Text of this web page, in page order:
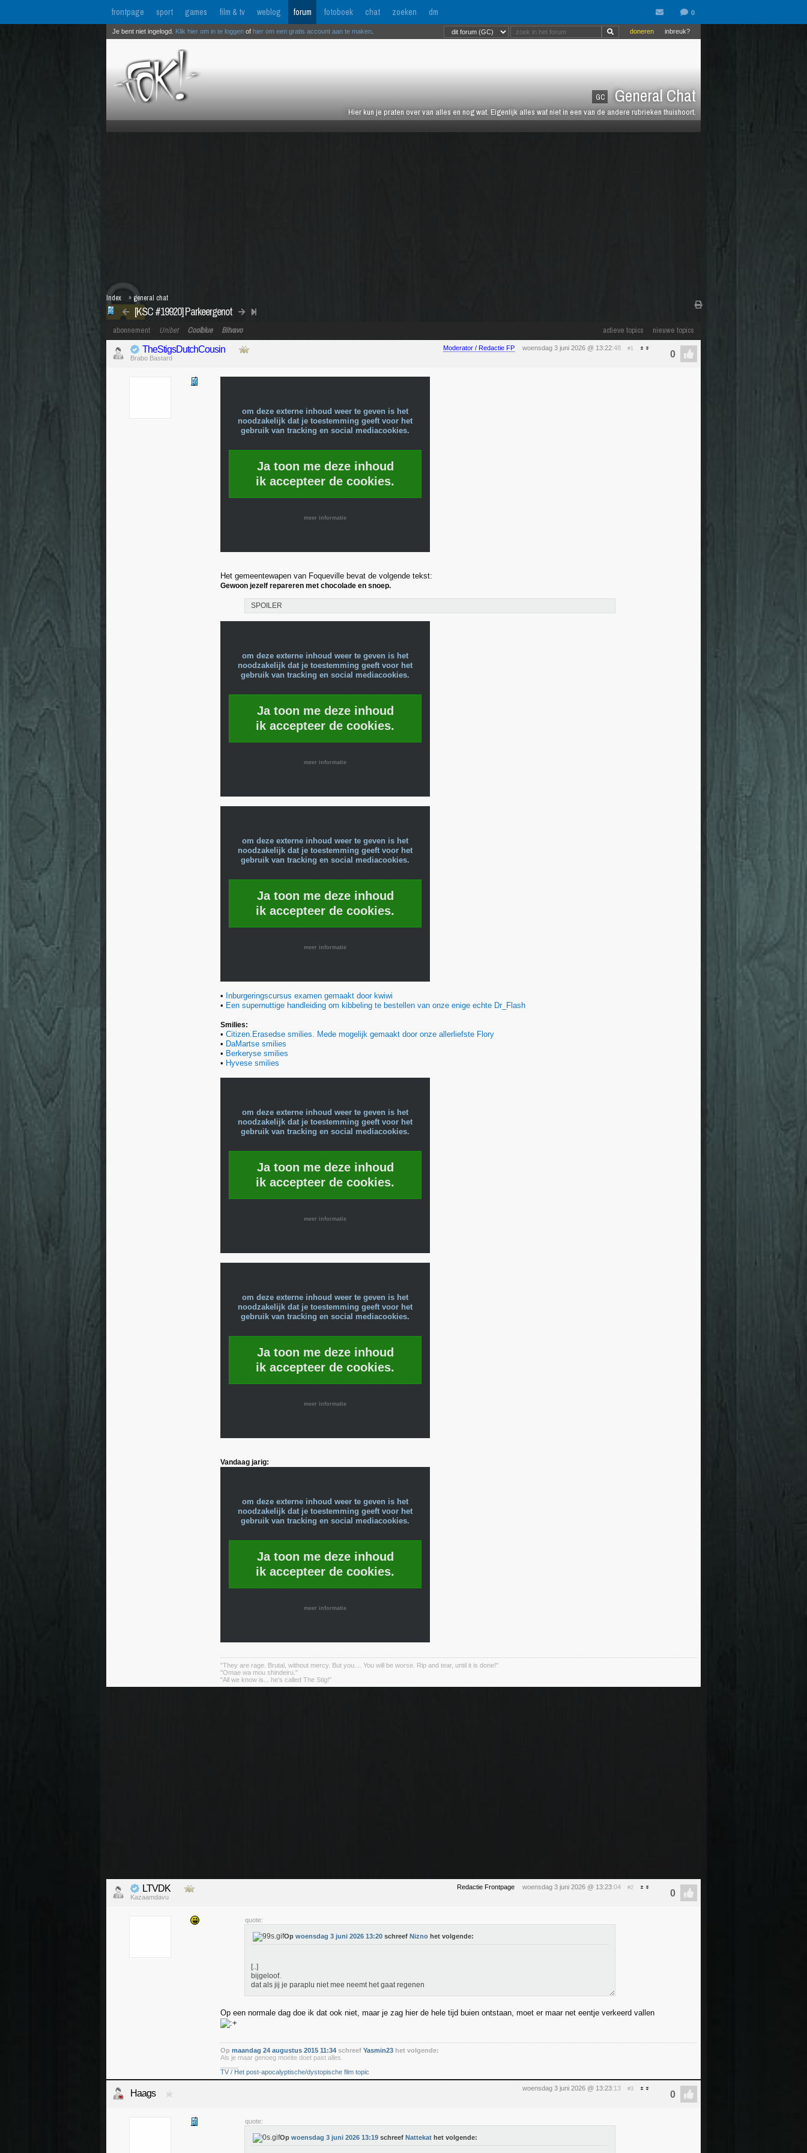
frontpage sport games film & tv weblog forum fotoboek chat zoeken dm
GC General Chat
Hier kun je praten over van alles en nog wat. Eigenlijk alles wat niet in een van de andere rubrieken thuishoort.
inbreuk?
doneren
Je bent niet ingelogd. Klik hier om in te loggen of hier om een gratis account aan te maken
[KSC #19920] Parkeergenot
Index » general chat
actieve topics nieuwe topics
abonnement Unibet Coolblue Bitvavo
Moderator / Redactie FP woensdag 3 juni 2026 @ 13:22:48 #1
TheStigsDutchCousin
Brabo Bastard
om deze externe inhoud weer te geven is het
noodzakelijk dat je toestemming geeft voor het
gebruik van tracking en social mediacookies.
Ja toon me deze inhoud
ik accepteer de cookies.
meer informatie
Het gemeentewapen van Foqueville bevat de volgende tekst:
Gewoon jezelf repareren met chocolade en snoep.
SPOILER
om deze externe inhoud weer te geven is het
noodzakelijk dat je toestemming geeft voor het
gebruik van tracking en social mediacookies.
Ja toon me deze inhoud
ik accepteer de cookies.
meer informatie
om deze externe inhoud weer te geven is het
noodzakelijk dat je toestemming geeft voor het
gebruik van tracking en social mediacookies.
Ja toon me deze inhoud
ik accepteer de cookies.
meer informatie
• Inburgeringscursus examen gemaakt door kwiwi
• Een supernuttige handleiding om kibbeling te bestellen van onze enige echte Dr_Flash
Smilies:
• Citizen.Erasedse smilies. Mede mogelijk gemaakt door onze allerliefste Flory
• DaMartse smilies
• Berkeryse smilies
• Hyvese smilies
om deze externe inhoud weer te geven is het
noodzakelijk dat je toestemming geeft voor het
gebruik van tracking en social mediacookies.
Ja toon me deze inhoud
ik accepteer de cookies.
meer informatie
om deze externe inhoud weer te geven is het
noodzakelijk dat je toestemming geeft voor het
gebruik van tracking en social mediacookies.
Ja toon me deze inhoud
ik accepteer de cookies.
meer informatie
Vandaag jarig:
om deze externe inhoud weer te geven is het
noodzakelijk dat je toestemming geeft voor het
gebruik van tracking en social mediacookies.
Ja toon me deze inhoud
ik accepteer de cookies.
meer informatie
"They are rage. Brutal, without mercy. But you.... You will be worse. Rip and tear, until it is done!"
"Omae wa mou shindeiru."
"All we know is... he's called The Stig!"
Redactie Frontpage woensdag 3 juni 2026 @ 13:23:04 #2
LTVDK
Kazaamdavu
quote:
Op woensdag 3 juni 2026 13:20 schreef Nizno het volgende:
[..]
bijgeloof.
dat als jij je paraplu niet mee neemt het gaat regenen
Op een normale dag doe ik dat ook niet, maar je zag hier de hele tijd buien ontstaan, moet er maar net eentje verkeerd vallen
Op maandag 24 augustus 2015 11:34 schreef Yasmin23 het volgende:
Als je maar genoeg moeite doet past alles.
TV / Het post-apocalyptische/dystopische film topic
woensdag 3 juni 2026 @ 13:23:13 #3
Haags
quote:
Op woensdag 3 juni 2026 13:19 schreef Nattekat het volgende: